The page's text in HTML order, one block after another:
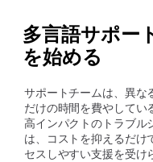
多言語サポー
を始める
サポートチームは、異な
だけの時間を費やしてい
高インパクトのトラブル
は、コストを抑えるだけ
セスしやすい支援を受け